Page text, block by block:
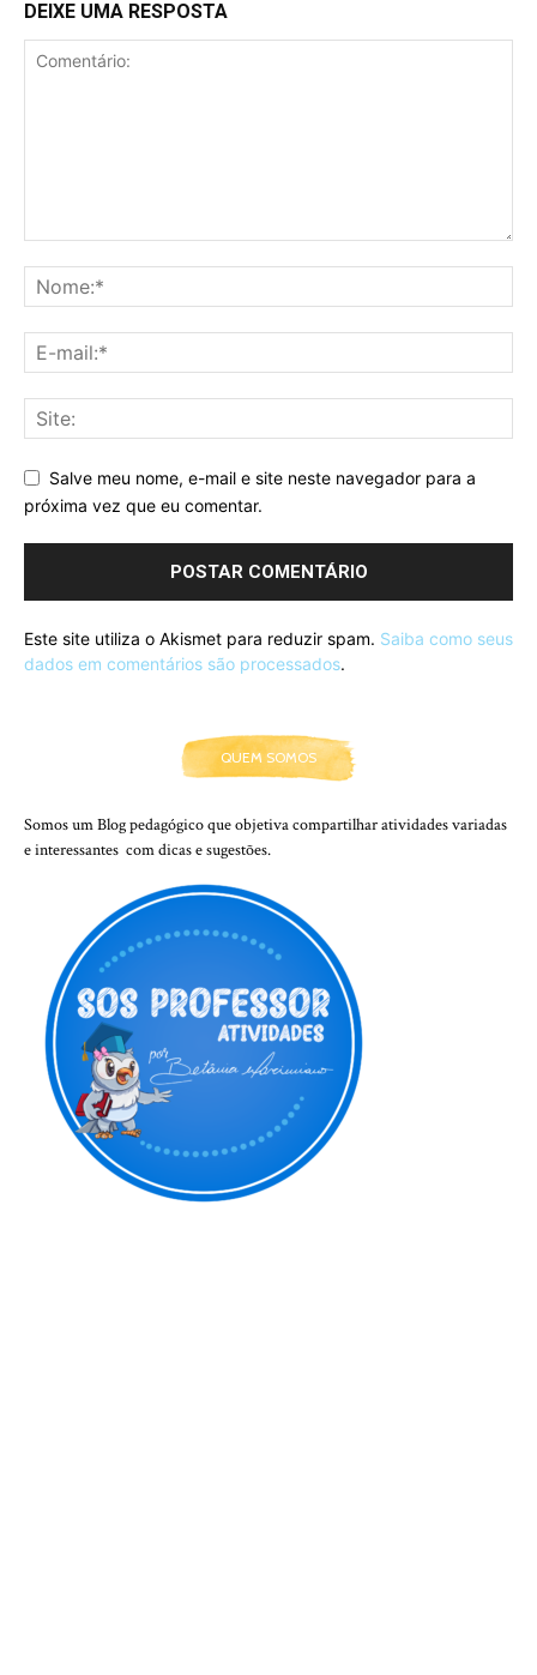
DEIXE UMA RESPOSTA
Salve meu nome, e-mail e site neste navegador para a
próxima vez que eu comentar.
Este site utiliza o Akismet para reduzir spam. Saiba como seus
dados em comentários são processados.
QUEM SOMOS
Somos um Blog pedagógico que objetiva compartilhar atividades variadas
e interessantes com dicas e sugestões.